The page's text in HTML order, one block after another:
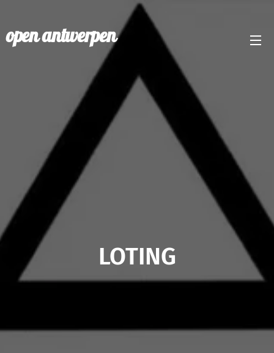
open antwerpen
LOTING